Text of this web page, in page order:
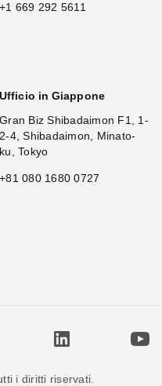
+1 669 292 5611
Ufficio in Giappone
Gran Biz Shibadaimon F1, 1-
2-4, Shibadaimon, Minato-
ku, Tokyo
+81 080 1680 0727
i diritti riservati.